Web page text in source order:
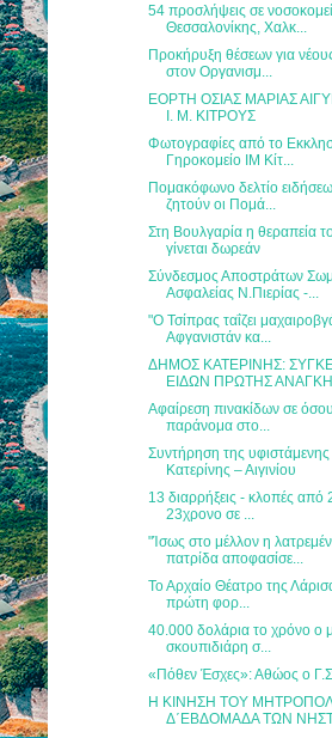
54 προσλήψεις σε
Θεσσαλονίκης, Χαλκ...
Προκήρυξη θέσεων για
στον Οργανισμ...
ΕΟΡΤΗ ΟΣΙΑΣ ΜΑΡΙΑΣ
Ι. Μ. ΚΙΤΡΟΥΣ
Φωτογραφίες από το
Γηροκομείο ΙΜ Κίτ...
Πομακόφωνο δελτίο
ζητούν οι Πομά...
Στη Βουλγαρία η θεραπεία
γίνεται δωρεάν
Σύνδεσμος Αποστράτων
Ασφαλείας Ν.Πιερίας -...
"Ο Τσίπρας ταΐζει
Αφγανιστάν κα...
ΔΗΜΟΣ ΚΑΤΕΡΙΝΗΣ:
ΕΙΔΩΝ ΠΡΩΤΗΣ
Αφαίρεση πινακίδων σε
παράνομα στο...
Συντήρηση της
Κατερίνης – Αιγινίου
13 διαρρήξεις - κλοπές από
23χρονο σε ...
"Ίσως στο μέλλον η
πατρίδα αποφασίσε...
Το Αρχαίο Θέατρο της
πρώτη φορ...
40.000 δολάρια το χρόνο ο
σκουπιδιάρη σ...
«Πόθεν Έσχες»: Αθώος ο
Η ΚΙΝΗΣΗ ΤΟΥ
Δ΄ΕΒΔΟΜΑΔΑ ΤΩΝ